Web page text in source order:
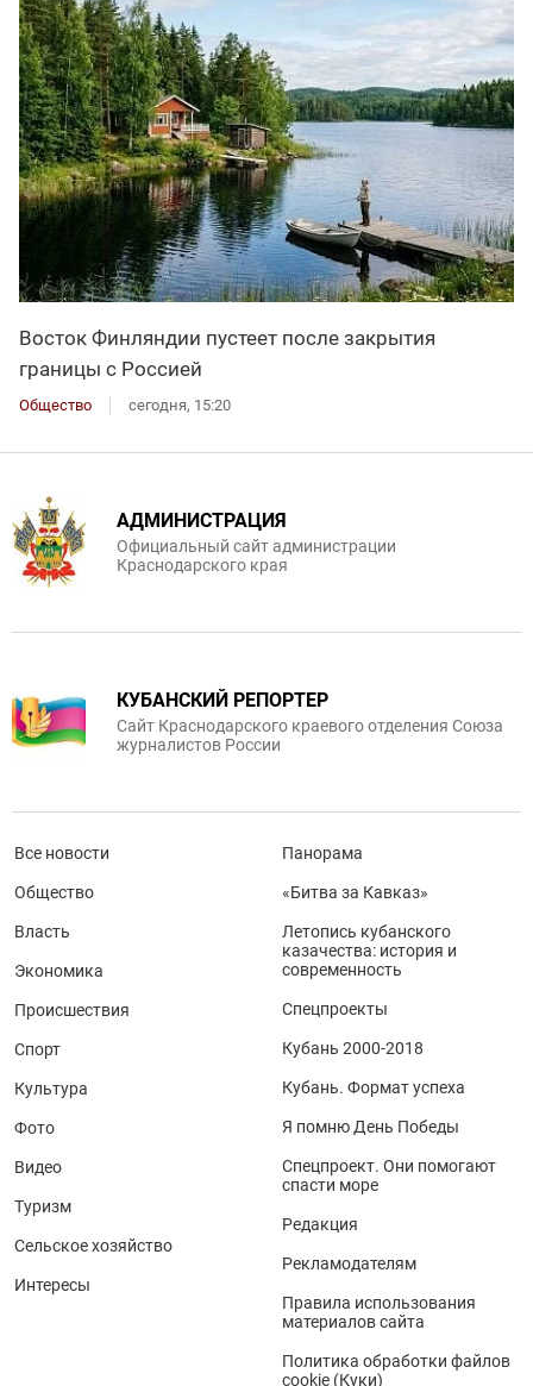
Восток Финляндии пустеет после закрытия
границы с Россией
Общество сегодня, 15:20
АДМИНИСТРАЦИЯ
Официальный сайт администрации
Краснодарского края
КУБАНСКИЙ РЕПОРТЕР
Сайт Краснодарского краевого отделения Союза
журналистов России
Все новости
Общество
Власть
Экономика
Происшествия
Спорт
Культура
Фото
Видео
Туризм
Сельское хозяйство
Интересы
Панорама
«Битва за Кавказ»
Летопись кубанского
казачества: история и
современность
Спецпроекты
Кубань 2000-2018
Кубань. Формат успеха
Я помню День Победы
Спецпроект. Они помогают
спасти море
Редакция
Рекламодателям
Правила использования
материалов сайта
Политика обработки файлов
cookie (Куки)